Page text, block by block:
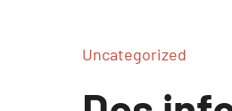
Uncategorized